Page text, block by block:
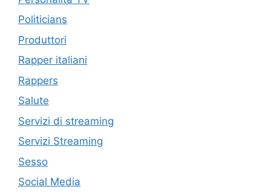
Politicians
Produttori
Rapper italiani
Rappers
Salute
Servizi di streaming
Servizi Streaming
Sesso
Social Media